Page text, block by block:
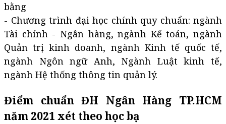
bằng
- Chương trình đại học chính quy chuẩn: ngành
Tài chính - Ngân hàng, ngành Kế toán, ngành
Quản trị kinh doanh, ngành Kinh tế quốc tế,
ngành Ngôn ngữ Anh, Ngành Luật kinh tế,
ngành Hệ thống thông tin quản lý.
Điểm chuẩn ĐH Ngân Hàng TP.HCM
năm 2021 xét theo học bạ